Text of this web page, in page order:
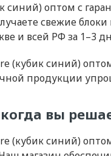
синий) оптом с
свежие
и всей РФ за 1–3
(кубик синий)
продукции
вы
(кубик синий)